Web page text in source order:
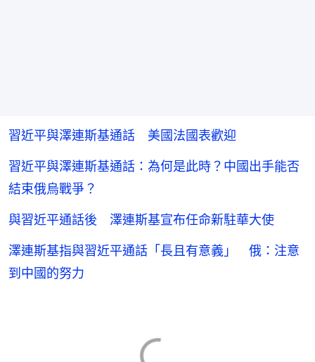
習近平與澤連斯基通話 美國法國表歡迎
習近平與澤連斯基通話：為何是此時？中國出手能否
結束俄烏戰爭？
與習近平通話後 澤連斯基宣布任命新駐華大使
澤連斯基指與習近平通話「長且有意義」 俄：注意
到中國的努力